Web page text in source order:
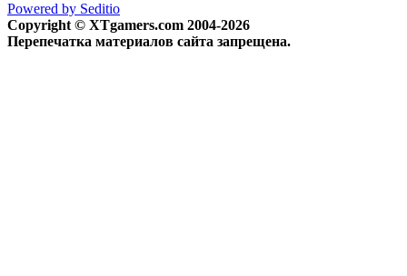
Powered by Seditio
Copyright © XTgamers.com 2004-2026
Перепечатка материалов сайта запрещена.